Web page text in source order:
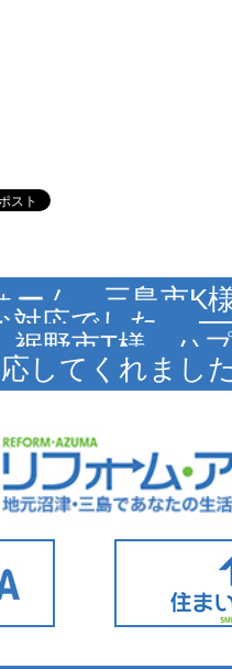
ーム 三島市K
対応でした。
野市T様 ハ
してくれまし